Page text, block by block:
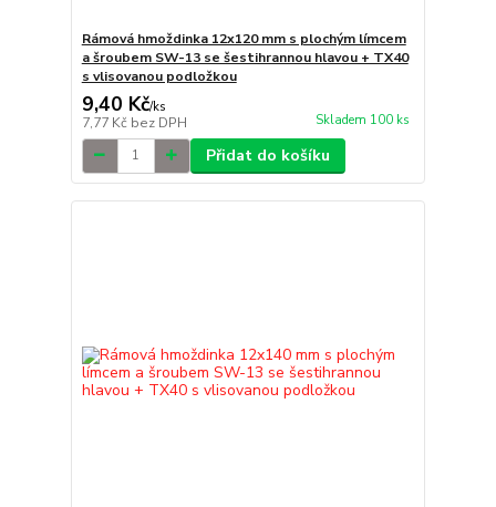
Rámová hmoždinka 12x120 mm s plochým límcem
a šroubem SW-13 se šestihrannou hlavou + TX40
s vlisovanou podložkou
9,40 Kč/ks
7,77 Kč bez DPH Skladem 100 ks
Přidat do košíku